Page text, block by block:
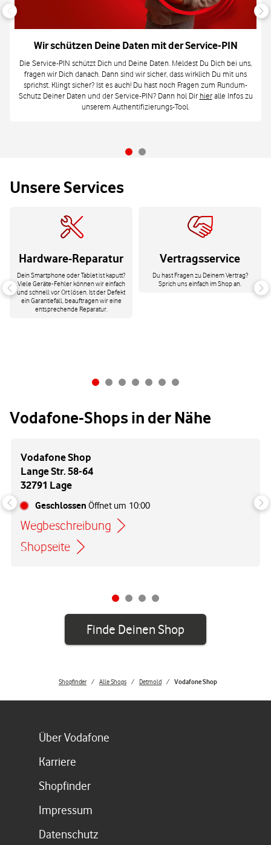
Wir schützen Deine Daten mit der Service-PIN
Die Service-PIN schützt Dich und Deine Daten. Meldest Du Dich bei uns,
fragen wir Dich danach. Dann sind wir sicher, dass wirklich Du mit uns
sprichst. Klingt sicher? Ist es auch! Du hast noch Fragen zum Rundum-
Schutz Deiner Daten und der Service-PIN? Dann hol Dir hieralle Infos zu
unserem Authentifizierungs-Tool.
Unsere Services
Hardware-Reparatur
Dein Smartphone oder Tablet ist kaputt?
Viele Geräte-Fehler können wir einfach
und schnell vor Ort lösen. Ist der Defekt
ein Garantiefall, beauftragen wir eine
entsprechende Reparatur.
Vertragsservice
Du hast Fragen zu Deinem Vertrag?
Sprich uns einfach im Shop an.
Vodafone-Shops in der Nähe
Vodafone Shop
Lange Str. 58-64
32791 Lage
Geschlossen Öffnet um 10:00
Wegbeschreibung
Link öffnet in einem neuen Tab
Shopseite
Finde Deinen Shop
Shopfinder Alle Shops Detmold Vodafone Shop
Über Vodafone
Karriere
ShopfinderLink öffnet in einem neuen Tab
Impressum
Datenschutz